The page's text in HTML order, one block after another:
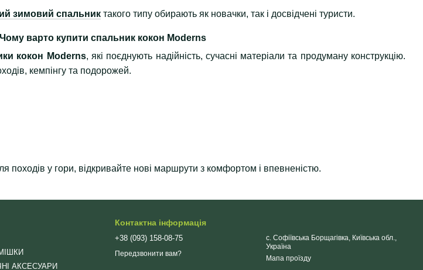
зимовий спальник такого типу обирають як новачки, так і досвідчені туристи.
Чому варто купити спальник кокон Moderns
кокон Moderns, які поєднують надійність, сучасні матеріали та продуману конструкцію.
кемпінгу та подорожей.
походів у гори, відкривайте нові маршрути з комфортом і впевненістю.
АКСЕСУАРИ
Контактна інформація
+38 (093) 158-08-75
Передзвонити вам?
с. Софіївська Борщагівка, Київська обл.,
Україна
Мапа проїзду